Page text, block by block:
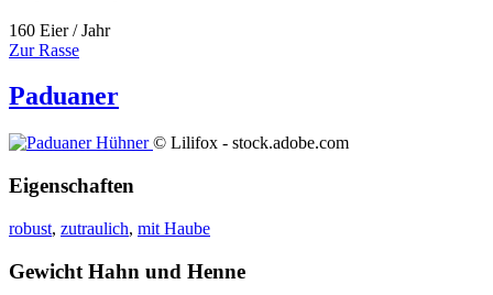
160 Eier / Jahr
Zur Rasse
Paduaner
© Lilifox - stock.adobe.com
Eigenschaften
robust, zutraulich, mit Haube
Gewicht Hahn und Henne